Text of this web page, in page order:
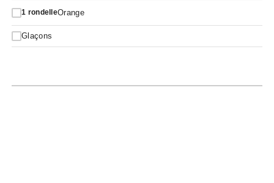
1 rondelleOrange
Glaçons